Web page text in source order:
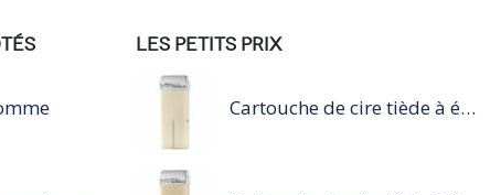
LES PETITS PRIX
Cartouche de cire tiède à épiler 100ml blanc